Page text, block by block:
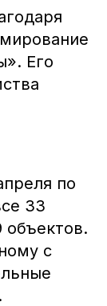
Его
по
33
объектов.
с